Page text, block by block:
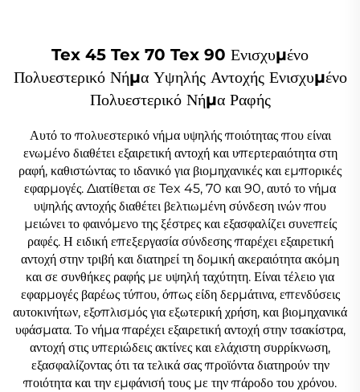
Tex 45 Tex 70 Tex 90 Ενισχυμένο
Πολυεστερικό Νήμα Υψηλής Αντοχής Ενισχυμένο
Πολυεστερικό Νήμα Ραφής
Αυτό το πολυεστερικό νήμα υψηλής ποιότητας που είναι
ενωμένο διαθέτει εξαιρετική αντοχή και υπερτεραιότητα στη
ραφή, καθιστώντας το ιδανικό για βιομηχανικές και εμπορικές
εφαρμογές. Διατίθεται σε Tex 45, 70 και 90, αυτό το νήμα
υψηλής αντοχής διαθέτει βελτιωμένη σύνδεση ινών που
μειώνει το φαινόμενο της ξέστρες και εξασφαλίζει συνεπείς
ραφές. Η ειδική επεξεργασία σύνδεσης παρέχει εξαιρετική
αντοχή στην τριβή και διατηρεί τη δομική ακεραιότητα ακόμη
και σε συνθήκες ραφής με υψηλή ταχύτητη. Είναι τέλειο για
εφαρμογές βαρέως τύπου, όπως είδη δερμάτινα, επενδύσεις
αυτοκινήτων, εξοπλισμός για εξωτερική χρήση, και βιομηχανικά
υφάσματα. Το νήμα παρέχει εξαιρετική αντοχή στην τσακίστρα,
αντοχή στις υπεριώδεις ακτίνες και ελάχιστη συρρίκνωση,
εξασφαλίζοντας ότι τα τελικά σας προϊόντα διατηρούν την
ποιότητα και την εμφάνισή τους με την πάροδο του χρόνου.